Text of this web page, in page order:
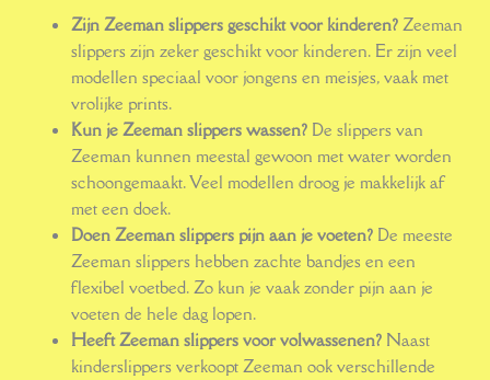
Zijn Zeeman slippers geschikt voor kinderen? Zeeman
slippers zijn zeker geschikt voor kinderen. Er zijn veel
modellen speciaal voor jongens en meisjes, vaak met
vrolijke prints.
Kun je Zeeman slippers wassen? De slippers van
Zeeman kunnen meestal gewoon met water worden
schoongemaakt. Veel modellen droog je makkelijk af
met een doek.
Doen Zeeman slippers pijn aan je voeten? De meeste
Zeeman slippers hebben zachte bandjes en een
flexibel voetbed. Zo kun je vaak zonder pijn aan je
voeten de hele dag lopen.
Heeft Zeeman slippers voor volwassenen? Naast
kinderslippers verkoopt Zeeman ook verschillende